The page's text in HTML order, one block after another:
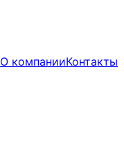
О компанииКонтакты